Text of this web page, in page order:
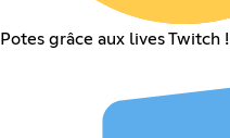
Potes grâce aux lives Twitch !